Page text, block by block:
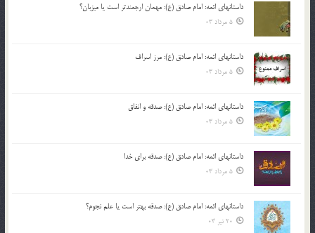
داستانهای ائمه: امام صادق (ع): مهمان ارجمندتر است یا میزبان؟
5 مرداد 03
داستانهای ائمه: امام صادق (ع): مرز اسراف
5 مرداد 03
داستانهای ائمه: امام صادق (ع): صدقه و انفاق
5 مرداد 03
داستانهای ائمه: امام صادق (ع): صدقه برای خدا
5 مرداد 03
داستانهای ائمه: امام صادق (ع): صدقه بهتر است یا علم نجوم؟
20 تیر 03